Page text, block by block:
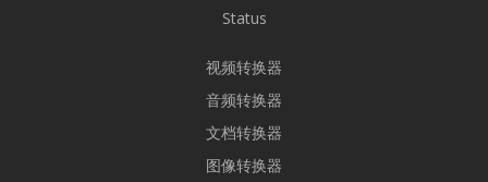
Status
视频转换器
音频转换器
文档转换器
图像转换器